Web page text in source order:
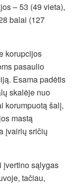
– 53 (49 vieta),
balai (127
korupcijos
pasaulio
Esama padėtis
skalėje nuo
korumpuotą šalį,
mastą
įvairių sričių
įvertino sąlygas
tačiau,